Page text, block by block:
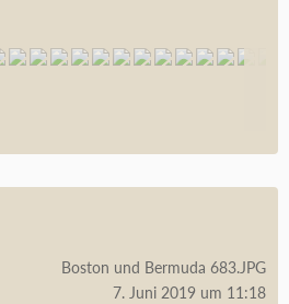
Boston und Bermuda 683.JPG
7. Juni 2019 um 11:18